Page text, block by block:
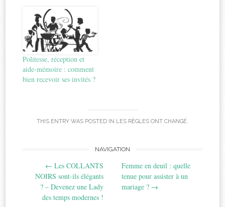
Politesse, réception et
aide-mémoire : comment
bien recevoir ses invités ?
THIS ENTRY WAS POSTED IN LES RÈGLES ONT CHANGÉ.
navigation
NAVIGATION
← Les COLLANTS
NOIRS sont-ils élégants
? – Devenez une Lady
des temps modernes !
Femme en deuil : quelle
tenue pour assister à un
mariage ? →